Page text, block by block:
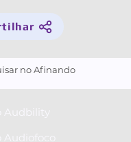
minha voz muda quando
outra língua?
Audiofoco